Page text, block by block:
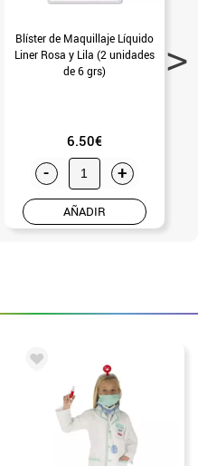
Blíster de Maquillaje Líquido
Liner Rosa y Lila (2 unidades
de 6 grs)
6.50€
- +
AÑADIR